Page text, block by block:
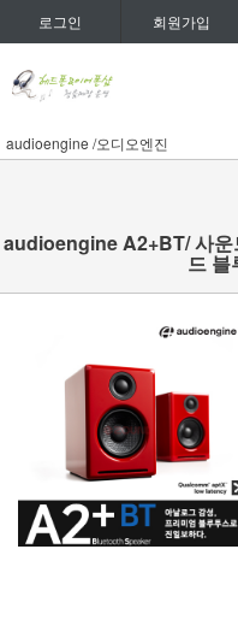
로그인 회원가입
audioengine /오디오엔진
audioengine A2+BT/ 사운
드 블